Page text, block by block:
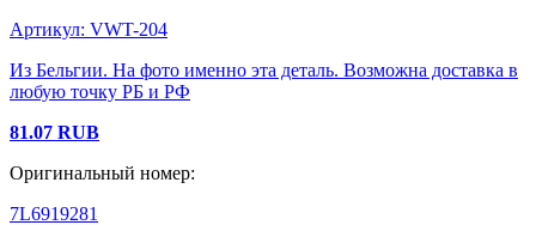
Артикул: VWT-204
Из Бельгии. На фото именно эта деталь. Возможна доставка в
любую точку РБ и РФ
81.07 RUB
Оригинальный номер:
7L6919281